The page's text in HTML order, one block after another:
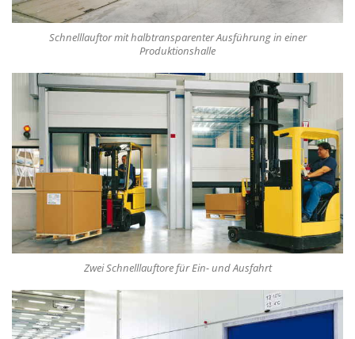
Schnelllauftor mit halbtransparenter Ausführung in einer
Produktionshalle
Zwei Schnelllauftore für Ein- und Ausfahrt